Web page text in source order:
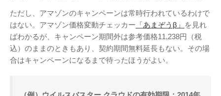
ただし、アマゾンのキャンペーンは常時行われているわけで
はない。アマゾン価格変動チェッカー 「あまぞうβ」
を見れ
ばわかるが、キャンペーン期間外は参考価格11,238円（税
込）のままのときもあり、契約期間無料延長もない。その場
合はキャンペーンになるまで待ったほうがよい。